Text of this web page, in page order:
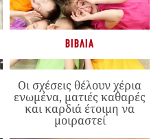
ΒΙΒΛΊΑ
Οι σχέσεις θέλουν χέρια
ενωμένα, ματιές καθαρές
και καρδιά έτοιμη να
μοιραστεί